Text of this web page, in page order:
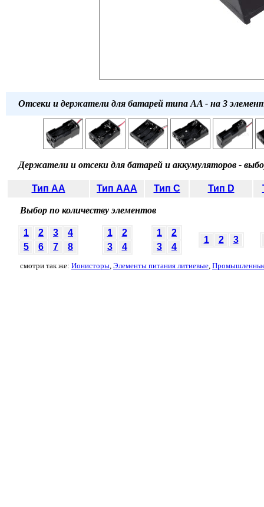
Отсеки и держатели для батарей типа AA - на 3
Держатели и отсеки для батарей и аккумуляторов -
Тип AA Тип AAA Тип C Тип D
Выбор по количеству элементов
1 2 3
4
5
6 7 8
1
2
3
4
1
2
3
4
1 2 3
смотри так же: Ионисторы, Элементы питания литиевые,